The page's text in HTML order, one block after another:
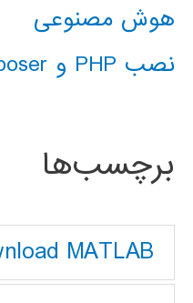
هوش مصنوعی
نصب PHP و composer در ویندوز 10
برچسب‌ها
MATLAB